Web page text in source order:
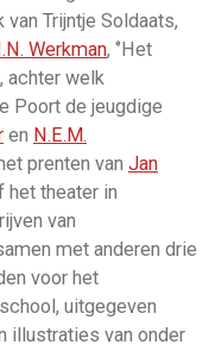
van Trijntje Soldaats,
Werkman, ‘’Het
achter welk
Poort de jeugdige
en N.E.M.
prenten van Jan
het theater in
van
met anderen drie
voor het
uitgegeven
illustraties van onder